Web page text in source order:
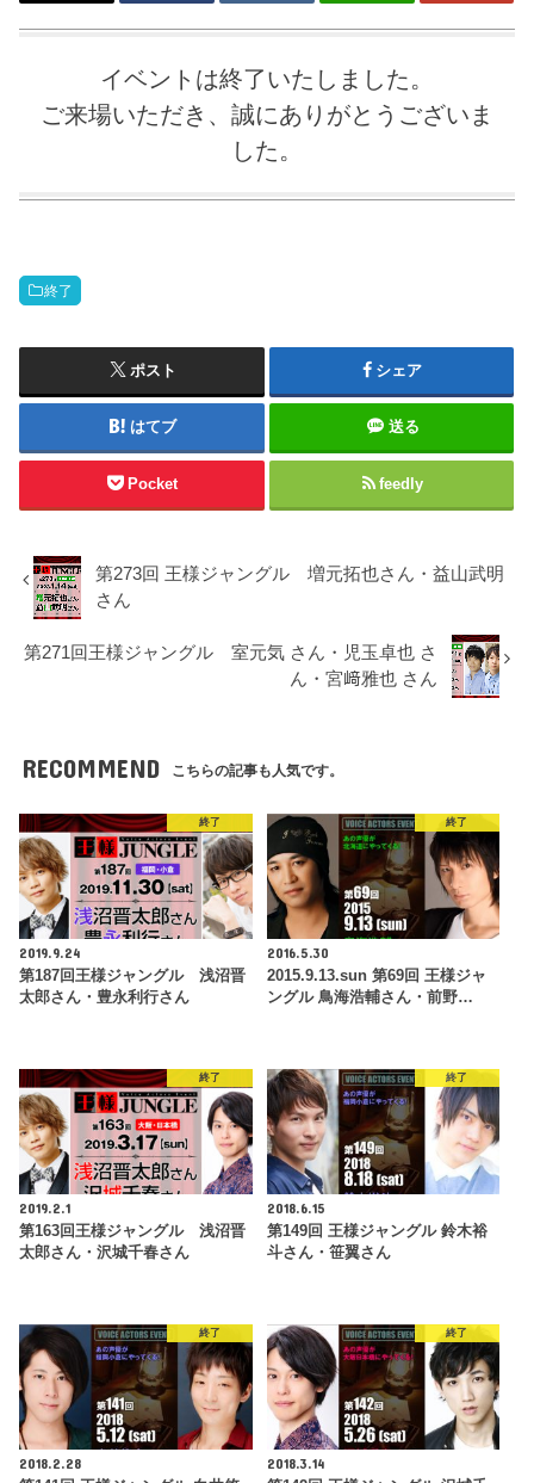
イベントは終了いたしました。
ご来場いただき、誠にありがとうございま
した。
終了
ポスト シェア
はてブ 送る
Pocket feedly
第273回 王様ジャングル 増元拓也さん・益山武明
さん
第271回王様ジャングル 室元気 さん・児玉卓也 さ
ん・宮﨑雅也 さん
RECOMMEND こちらの記事も人気です。
終了
2019.9.24
第187回王様ジャングル 浅沼晋
太郎さん・豊永利行さん
終了
2016.5.30
2015.9.13.sun 第69回 王様ジャ
ングル 鳥海浩輔さん・前野…
終了
2019.2.1
第163回王様ジャングル 浅沼晋
太郎さん・沢城千春さん
終了
2018.6.15
第149回 王様ジャングル 鈴木裕
斗さん・笹翼さん
終了
2018.2.28
終了
2018.3.14